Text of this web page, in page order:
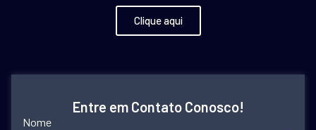
Clique aqui
Entre em Contato Conosco!
Nome